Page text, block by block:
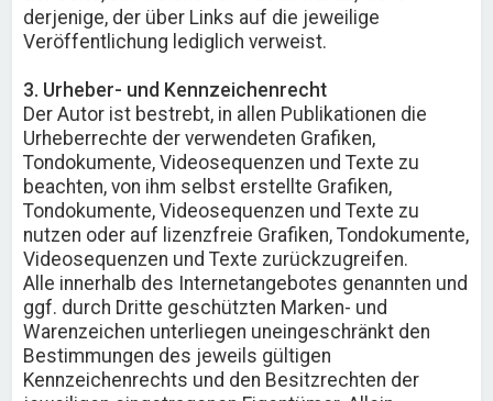
derjenige, der über Links auf die jeweilige
Veröffentlichung lediglich verweist.
3. Urheber- und Kennzeichenrecht
Der Autor ist bestrebt, in allen Publikationen die
Urheberrechte der verwendeten Grafiken,
Tondokumente, Videosequenzen und Texte zu
beachten, von ihm selbst erstellte Grafiken,
Tondokumente, Videosequenzen und Texte zu
nutzen oder auf lizenzfreie Grafiken, Tondokumente,
Videosequenzen und Texte zurückzugreifen.
Alle innerhalb des Internetangebotes genannten und
ggf. durch Dritte geschützten Marken- und
Warenzeichen unterliegen uneingeschränkt den
Bestimmungen des jeweils gültigen
Kennzeichenrechts und den Besitzrechten der